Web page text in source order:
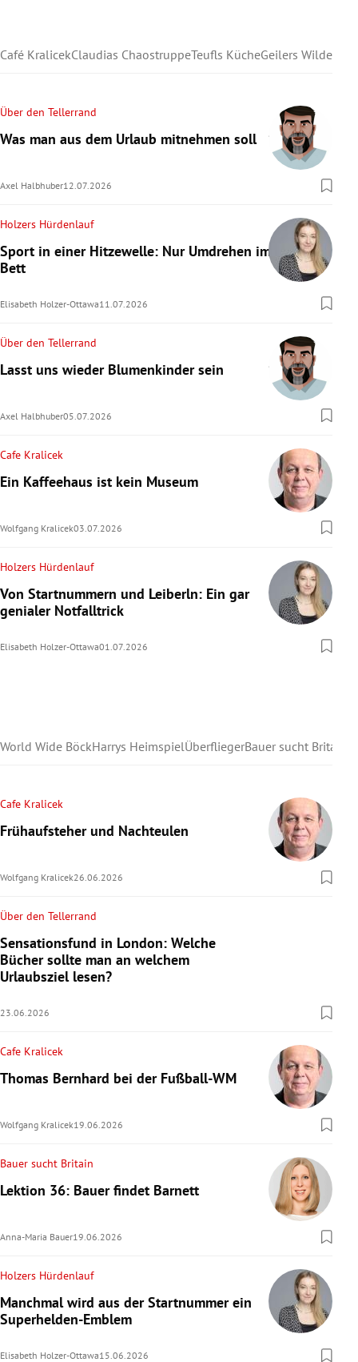
Café KralicekClaudias ChaostruppeTeufls KücheGeilers Wilder
Über den Tellerrand
Was man aus dem Urlaub mitnehmen soll
Axel Halbhuber12.07.2026
Holzers Hürdenlauf
Sport in einer Hitzewelle: Nur Umdrehen im
Bett
Elisabeth Holzer-Ottawa11.07.2026
Über den Tellerrand
Lasst uns wieder Blumenkinder sein
Axel Halbhuber05.07.2026
Cafe Kralicek
Ein Kaffeehaus ist kein Museum
Wolfgang Kralicek03.07.2026
Holzers Hürdenlauf
Von Startnummern und Leiberln: Ein gar
genialer Notfalltrick
Elisabeth Holzer-Ottawa01.07.2026
World Wide BöckHarrys HeimspielÜberfliegerBauer sucht Britain
Cafe Kralicek
Frühaufsteher und Nachteulen
Wolfgang Kralicek26.06.2026
Über den Tellerrand
Sensationsfund in London: Welche
Bücher sollte man an welchem
Urlaubsziel lesen?
23.06.2026
Cafe Kralicek
Thomas Bernhard bei der Fußball-WM
Wolfgang Kralicek19.06.2026
Bauer sucht Britain
Lektion 36: Bauer findet Barnett
Anna-Maria Bauer19.06.2026
Holzers Hürdenlauf
Manchmal wird aus der Startnummer ein
Superhelden-Emblem
Elisabeth Holzer-Ottawa15.06.2026